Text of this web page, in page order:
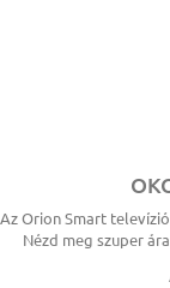
Az Orion Smart
Nézd meg szuper